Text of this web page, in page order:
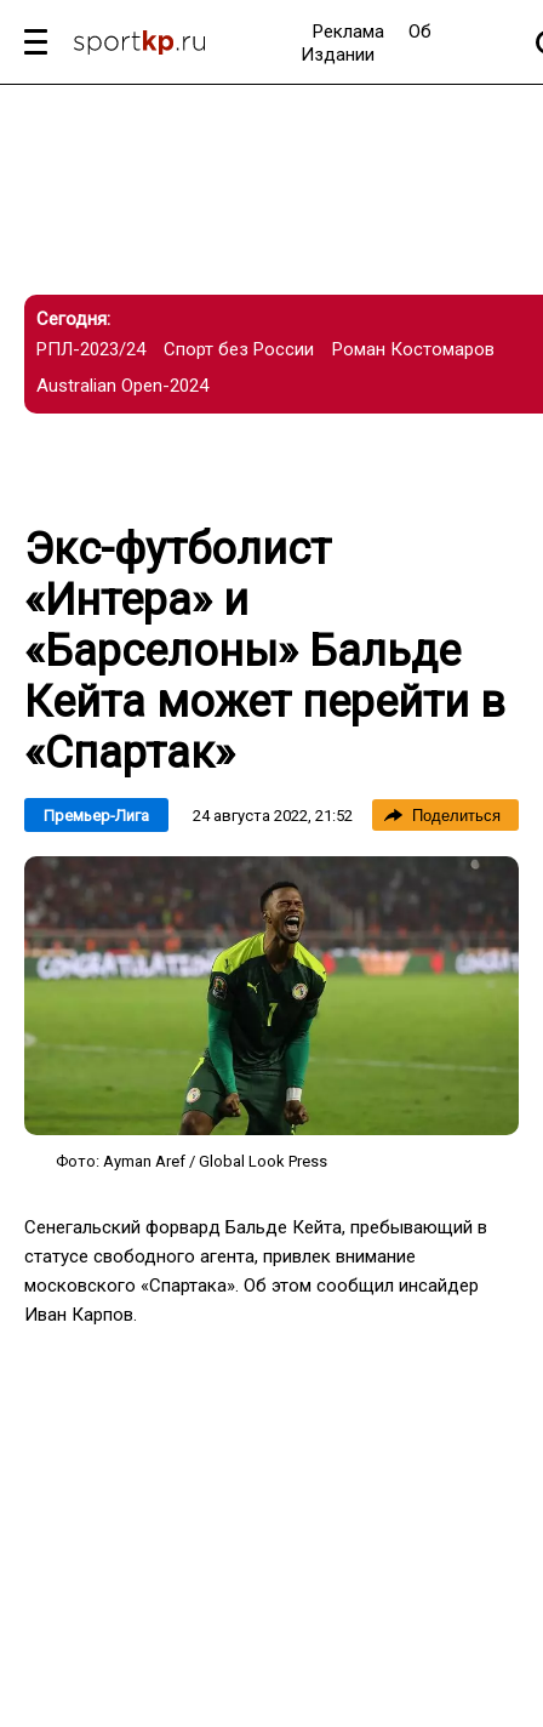
Реклама
Об
Издании
Сегодня:
РПЛ-2023/24
Спорт без России
Роман Костомаров
Australian Open-2024
Экс-футболист
«Интера» и
«Барселоны» Бальде
Кейта может перейти в
«Спартак»
Премьер-Лига 24 августа 2022, 21:52 Поделиться
Фото: Ayman Aref / Global Look Press
Сенегальский форвард Бальде Кейта, пребывающий в
статусе свободного агента, привлек внимание
московского «Спартака». Об этом сообщил инсайдер
Иван Карпов.